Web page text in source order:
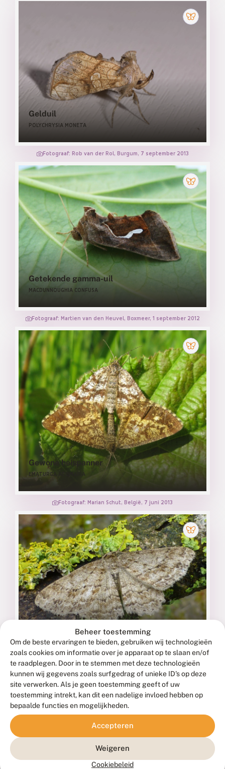
Beheer toestemming
Om de beste ervaringen te bieden, gebruiken wij technologieën
zoals cookies om informatie over je apparaat op te slaan en/of
te raadplegen. Door in te stemmen met deze technologieën
kunnen wij gegevens zoals surfgedrag of unieke ID's op deze
site verwerken. Als je geen toestemming geeft of uw
toestemming intrekt, kan dit een nadelige invloed hebben op
bepaalde functies en mogelijkheden.
Accepteren
Weigeren
Cookiebeleid
Gelduil
POLYCHRYSIA MONETA
Fotograaf: Rob van der Rol, Burgum, 7 september 2013
Getekende gamma-uil
MACDUNNOUGHIA CONFUSA
Fotograaf: Martien van den Heuvel, Boxmeer, 1 september 2012
Gewone heispanner
EMATURGA ATOMARIA
Fotograaf: Marian Schut, België, 7 juni 2013
Gewone spikkelspanner
ECTROPIS CREPUSCULARIA
Fotograaf: Bob van de Dijk, Enumatil, 23 april 2013